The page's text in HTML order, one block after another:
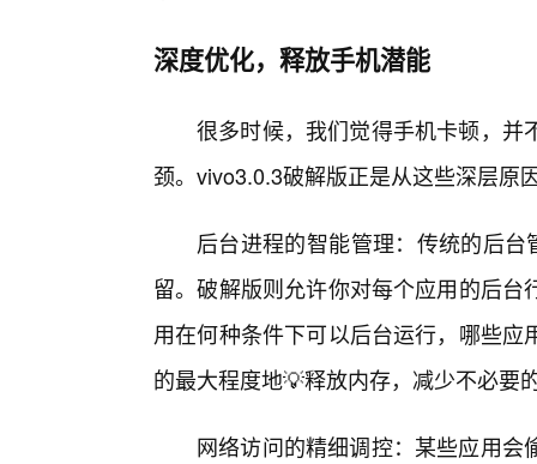
深度优化，释放手机潜能
很多时候，我们觉得手机卡顿，并
颈。vivo3.0.3破解版正是从这些深层原
后台进程的智能管理：传统的后台
留。破解版则允许你对每个应用的后
用在何种条件下可以后台运行，哪些
的最大程度地💡释放内存，减少不必要
网络访问的精细调控：某些应用